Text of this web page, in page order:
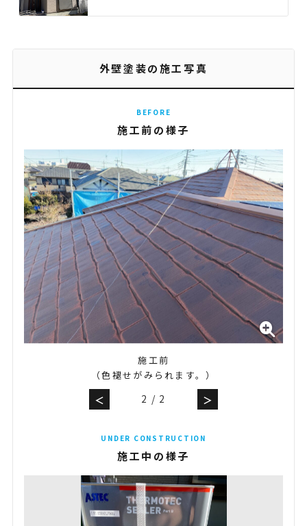
外壁塗装の施工写真
BEFORE
施工前の様子
＜
施工前
（色褪せがみられます。）
＞
2 / 2
UNDER CONSTRUCTION
施工中の様子